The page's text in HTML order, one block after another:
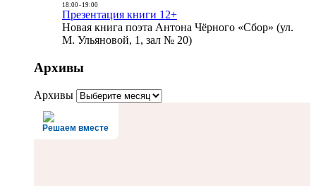
18:00- 19:00
Презентация книги 12+
Новая книга поэта Антона Чёрного «Сбор» (ул.
М. Ульяновой, 1, зал № 20)
Архивы
Архивы
Решаем вместе